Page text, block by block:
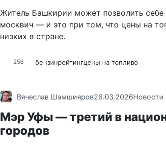
Житель Башкирии может позволить
москвич — и это при том, что цены на
низких в стране.
256 бензинрейтингцены на топливо
Вячеслав Шамшияров26.03.2026Новости
Мэр Уфы — третий в
городов